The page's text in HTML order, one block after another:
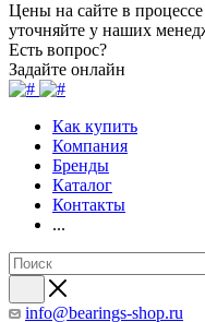
Цены на сайте в
уточняйте у наших
Есть вопрос?
Задайте онлайн
Как купить
Компания
Бренды
Каталог
Контакты
...
info@bearings-shop.ru